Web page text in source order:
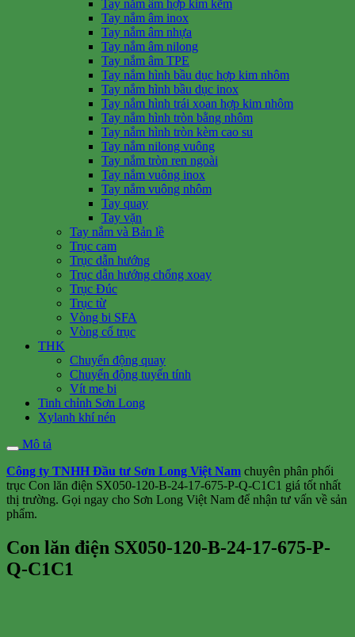
Tay nắm âm hợp kim kẽm
Tay nắm âm inox
Tay nắm âm nhựa
Tay nắm âm nilong
Tay nắm âm TPE
Tay nắm hình bầu dục hợp kim nhôm
Tay nắm hình bầu dục inox
Tay nắm hình trái xoan hợp kim nhôm
Tay nắm hình tròn bằng nhôm
Tay nắm hình tròn kèm cao su
Tay nắm nilong vuông
Tay nắm tròn ren ngoài
Tay nắm vuông inox
Tay nắm vuông nhôm
Tay quay
Tay vặn
Tay nắm và Bản lề
Trục cam
Trục dẫn hướng
Trục dẫn hướng chống xoay
Trục Đúc
Trục từ
Vòng bi SFA
Vòng cổ trục
THK
Chuyển động quay
Chuyển động tuyến tính
Vít me bi
Tinh chỉnh Sơn Long
Xylanh khí nén
Mô tả
Công ty TNHH Đầu tư Sơn Long Việt Nam chuyên phân phối
trục Con lăn điện SX050-120-B-24-17-675-P-Q-C1C1 giá tốt nhất
thị trường. Gọi ngay cho Sơn Long Việt Nam để nhận tư vấn về sản
phẩm.
Con lăn điện SX050-120-B-24-17-675-P-
Q-C1C1